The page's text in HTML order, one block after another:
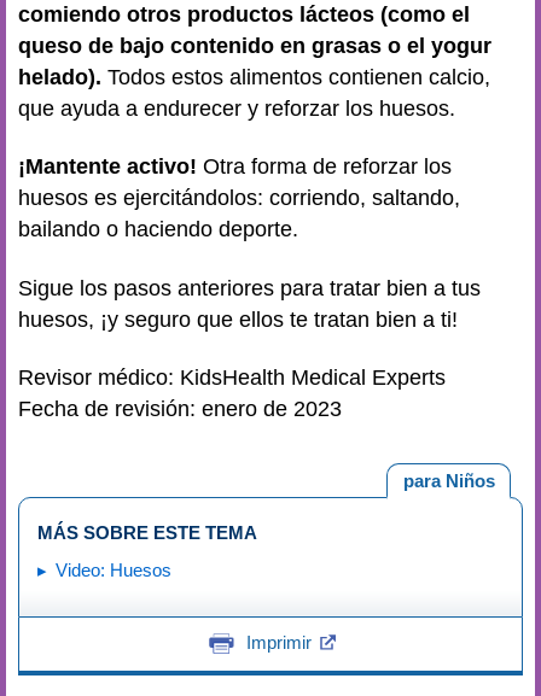
comiendo otros productos lácteos (como el
queso de bajo contenido en grasas o el yogur
helado). Todos estos alimentos contienen calcio,
que ayuda a endurecer y reforzar los huesos.
¡Mantente activo! Otra forma de reforzar los
huesos es ejercitándolos: corriendo, saltando,
bailando o haciendo deporte.
Sigue los pasos anteriores para tratar bien a tus
huesos, ¡y seguro que ellos te tratan bien a ti!
Revisor médico: KidsHealth Medical Experts
Fecha de revisión: enero de 2023
para Niños
MÁS SOBRE ESTE TEMA
Video: Huesos
Imprimir